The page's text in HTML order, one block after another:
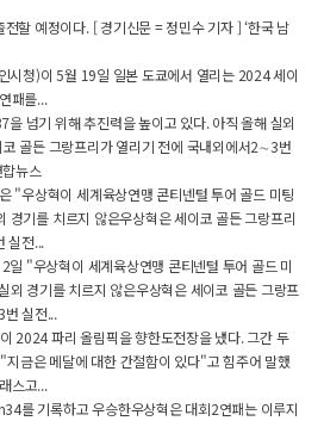
할 예정이다. [ 경기신문 = 정민수 기자 ] ‘한국 남
시청)이 5월 19일 일본 도쿄에서 열리는 2024 세이
패를...
넘기 위해 추진력을 높이고 있다. 아직 올해 실외
골든 그랑프리가 열리기 전에 국내외에서2∼3번
뉴스
"우상혁이 세계육상연맹 콘티넨털 투어 골드 미팅
경기를 치르지 않은우상혁은 세이코 골든 그랑프리
실전...
일 "우상혁이 세계육상연맹 콘티넨털 투어 골드 미
외 경기를 치르지 않은우상혁은 세이코 골든 그랑프
실전...
2024 파리 올림픽을 향한도전장을 냈다. 그간 두
금은 메달에 대한 간절함이 있다"고 힘주어 말했
스고...
를 기록하고 우승한우상혁은 대회2연패는 이루지